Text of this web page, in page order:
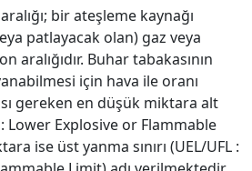
bir ateşleme kaynağı
patlayacak olan) gaz veya
aralığıdır. Buhar tabakasının
için hava ile oranı
gereken en düşük miktara alt
: Lower Explosive or Flammable
ise üst yanma sınırı (UEL/UFL :